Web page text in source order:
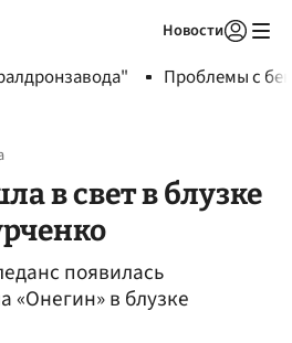
Новости
Проблемы с
в свет в блузке
появилась
«Онегин» в блузке